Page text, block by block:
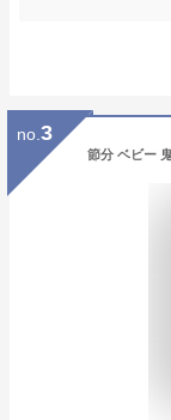
no. 3